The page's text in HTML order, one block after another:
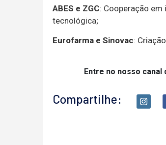
ABES e ZGC: Cooperação
tecnológica;
Eurofarma e Sinovac:
Entre no nosso canal
Compartilhe: